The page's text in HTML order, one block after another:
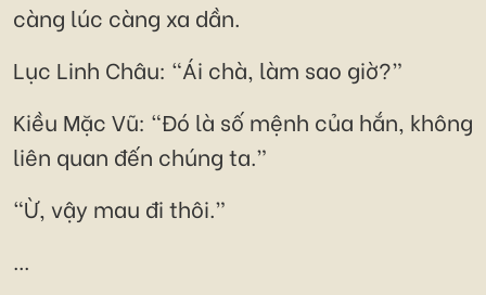
càng lúc càng xa dần.
Lục Linh Châu: “Ái chà, làm sao giờ?”
Kiều Mặc Vũ: “Đó là số mệnh của hắn, không
liên quan đến chúng ta.”
“Ừ, vậy mau đi thôi.”
...